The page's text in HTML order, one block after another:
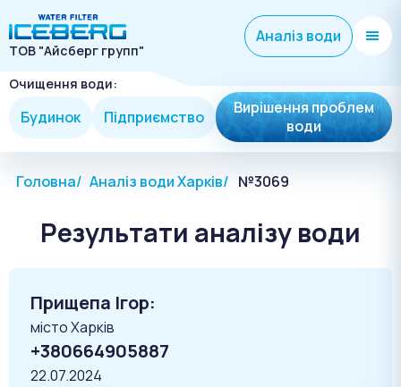
ТОВ "Айсберг групп"
Аналіз води
Очищення води:
Будинок Підприємство
Вирішення проблем
води
Головна Аналіз води Харків №3069
Результати аналізу води
Прищепа Ігор:
місто Харків
+380664905887
22.07.2024